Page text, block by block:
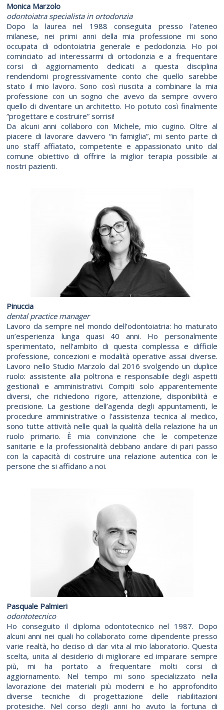
Monica Marzolo
odontoiatra specialista in ortodonzia
Dopo la laurea nel 1988 conseguita presso l’ateneo
milanese, nei primi anni della mia professione mi sono
occupata di odontoiatria generale e pedodonzia. Ho poi
cominciato ad interessarmi di ortodonzia e a frequentare
corsi di aggiornamento dedicati a questa disciplina
rendendomi progressivamente conto che quello sarebbe
stato il mio lavoro. Sono così riuscita a combinare la mia
professione con un sogno che avevo da sempre ovvero
quello di diventare un architetto. Ho potuto così finalmente
“progettare e costruire” sorrisi!
Da alcuni anni collaboro con Michele, mio cugino. Oltre al
piacere di lavorare davvero “in famiglia”, mi sento parte di
uno staff affiatato, competente e appassionato unito dal
comune obiettivo di offrire la miglior terapia possibile ai
nostri pazienti.
Pinuccia
dental practice manager
Lavoro da sempre nel mondo dell’odontoiatria: ho maturato
un’esperienza lunga quasi 40 anni. Ho personalmente
sperimentato, nell’ambito di questa complessa e difficile
professione, concezioni e modalità operative assai diverse.
Lavoro nello Studio Marzolo dal 2016 svolgendo un duplice
ruolo: assistente alla poltrona e responsabile degli aspetti
gestionali e amministrativi. Compiti solo apparentemente
diversi, che richiedono rigore, attenzione, disponibilità e
precisione. La gestione dell’agenda degli appuntamenti, le
procedure amministrative o l’assistenza tecnica al medico,
sono tutte attività nelle quali la qualità della relazione ha un
ruolo primario. È mia convinzione che le competenze
sanitarie e la professionalità debbano andare di pari passo
con la capacità di costruire una relazione autentica con le
persone che si affidano a noi.
Pasquale Palmieri
odontotecnico
Ho conseguito il diploma odontotecnico nel 1987. Dopo
alcuni anni nei quali ho collaborato come dipendente presso
varie realtà, ho deciso di dar vita al mio laboratorio. Questa
scelta, unita al desiderio di migliorare ed imparare sempre
più, mi ha portato a frequentare molti corsi di
aggiornamento. Nel tempo mi sono specializzato nella
lavorazione dei materiali più moderni e ho approfondito
diverse tecniche di progettazione delle riabilitazioni
protesiche. Nel corso degli anni ho avuto la fortuna di